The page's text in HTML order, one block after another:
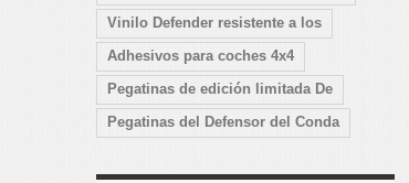
Vinilo Defender resistente a los
Adhesivos para coches 4x4
Pegatinas de edición limitada De
Pegatinas del Defensor del Conda